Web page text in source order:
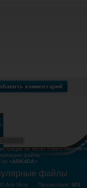
2015. Все права не нарушены.
не несёт
файлы.
by «ARK4DA»
файлы
Просмотров: 503
Anti-Virus